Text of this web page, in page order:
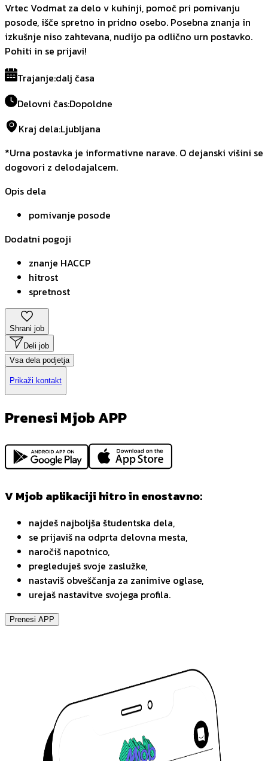
Vrtec Vodmat za delo v kuhinji, pomoč pri pomivanju
posode, išče spretno in pridno osebo. Posebna znanja in
izkušnje niso zahtevana, nudijo pa odlično urn postavko.
Pohiti in se prijavi!
Trajanje:dalj časa
Delovni čas:Dopoldne
Kraj dela:Ljubljana
*Urna postavka je informativne narave. O dejanski višini se
dogovori z delodajalcem.
Opis dela
pomivanje posode
Dodatni pogoji
znanje HACCP
hitrost
spretnost
Shrani job
Deli job
Vsa dela podjetja
Prikaži kontakt
Prenesi Mjob APP
V Mjob aplikaciji hitro in enostavno:
najdeš najboljša študentska dela,
se prijaviš na odprta delovna mesta,
naročiš napotnico,
pregleduješ svoje zaslužke,
nastaviš obveščanja za zanimive oglase,
urejaš nastavitve svojega profila.
Prenesi APP